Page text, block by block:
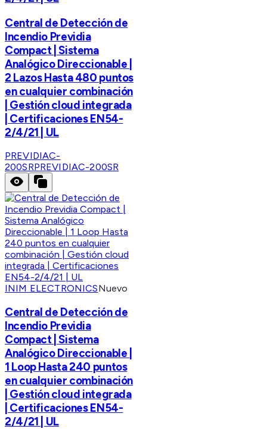
Central de Detección de
Incendio Previdia
Compact | Sistema
Analógico Direccionable |
2 Lazos Hasta 480 puntos
en cualquier combinación
| Gestión cloud integrada
| Certificaciones EN54-
2/4/21 | UL
PREVIDIAC-
200SRPREVIDIAC-200SR
INIM ELECTRONICSNuevo
Central de Detección de
Incendio Previdia
Compact | Sistema
Analógico Direccionable |
1 Loop Hasta 240 puntos
en cualquier combinación
| Gestión cloud integrada
| Certificaciones EN54-
2/4/21 | UL